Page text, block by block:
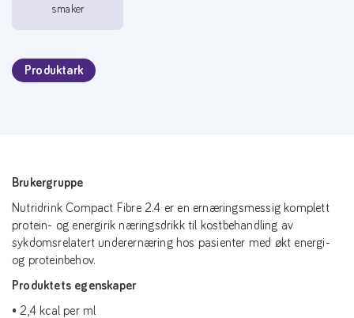
smaker
Produktark
Brukergruppe
Nutridrink Compact Fibre 2.4 er en ernæringsmessig komplett
protein- og energirik næringsdrikk til kostbehandling av
sykdomsrelatert underernæring hos pasienter med økt energi-
og proteinbehov.
Produktets egenskaper
• 2,4 kcal per ml